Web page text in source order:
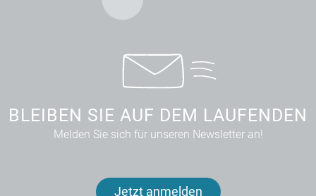
BLEIBEN SIE AUF DEM LAUFENDEN
Melden Sie sich für unseren Newsletter an!
Jetzt anmelden